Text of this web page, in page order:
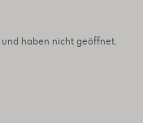
haben nicht geöffnet.